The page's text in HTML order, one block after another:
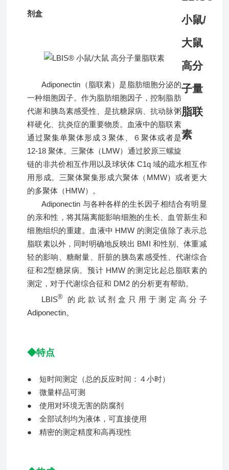
剂盒
Adiponectin（脂联素）是脂肪细胞分泌的
一种细胞因子。作为脂肪细胞因子，控制脂肪
代谢和胰岛素感受性、是抗糖尿病、抗动脉粥
样硬化、抗炎症的重要物质。血液中的脂联素
通过聚集单聚体形成３聚体、６聚体或者是
12-18 聚体。三聚体（LMW）通过胶原三螺旋
链的非共价相互作用以及球状体 C1q 域的疏水相互作
用形成。三聚体聚集形成六聚体（MMW）或者更大
的多聚体（HMW）。
Adiponectin 与各种各样的生长因子相结合有明显
的亲和性，将其隔离能影响细胞的生长、血管新生和
细胞组织的重建。血液中 HMW 的测定值除了表示总
脂联素以外，同时明确地反映出 BMI 和性别、体重减
轻的影响、糖耐量、肝脏的胰岛素感受性、代谢综合
征和2型糖尿病。预计 HMW 的测定比起总脂联素的
测定，对于代谢综合征和 DM2 的分析更有帮助。
LBIS® 的此款试剂盒只用于测定高分子
Adiponectin。
◆特点
● 短时间测定（总的反应时间：４小时）
● 微量样品可测
● 使用对环境无害的防腐剂
● 全部试剂均为液体，可直接使用
● 精密的测定精度和高再现性